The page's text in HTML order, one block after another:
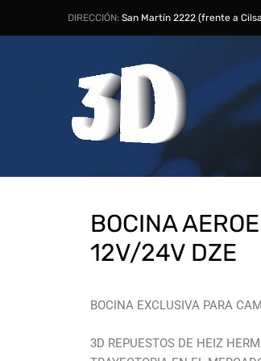
DIRECCIÓN: San Martín 2222 (frente a
BOCINA
12V/24V DZE
BOCINA EXCLUSIVA PARA
3D REPUESTOS DE HEIZ